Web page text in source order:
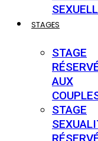
STAGES
STAGE
AUX
STAGE